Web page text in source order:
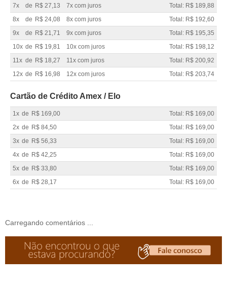
7x
de R$ 27,13 7x com juros
Total: R$ 189,88
8x
de R$ 24,08 8x com juros
Total: R$ 192,60
9x
de R$ 21,71 9x com juros
Total: R$ 195,35
10x de R$ 19,81 10x com juros
Total: R$ 198,12
11x de R$ 18,27 11x com juros
Total: R$ 200,92
12x de R$ 16,98 12x com juros Total: R$ 203,74
Cartão de Crédito Amex / Elo
1x de R$ 169,00
Total: R$ 169,00
2x de R$ 84,50
Total: R$ 169,00
3x de R$ 56,33
Total: R$ 169,00
4x de R$ 42,25
Total: R$ 169,00
5x de R$ 33,80
Total: R$ 169,00
6x de R$ 28,17 Total: R$ 169,00
Carregando comentários ...